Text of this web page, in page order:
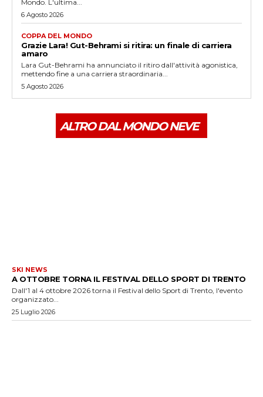
Mondo. L'ultima...
6 Agosto 2026
COPPA DEL MONDO
Grazie Lara! Gut-Behrami si ritira: un finale di carriera
amaro
Lara Gut-Behrami ha annunciato il ritiro dall'attività agonistica,
mettendo fine a una carriera straordinaria...
5 Agosto 2026
ALTRO DAL MONDO NEVE
SKI NEWS
A OTTOBRE TORNA IL FESTIVAL DELLO SPORT DI TRENTO
Dall'1 al 4 ottobre 2026 torna il Festival dello Sport di Trento, l'evento
organizzato...
25 Luglio 2026